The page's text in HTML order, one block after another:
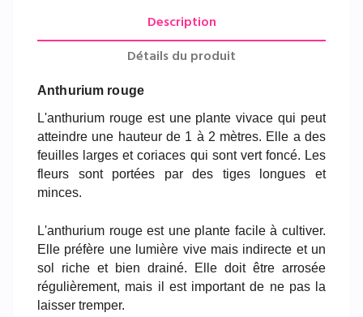
Description
Détails du produit
Anthurium rouge
L'anthurium rouge est une plante vivace qui peut
atteindre une hauteur de 1 à 2 mètres. Elle a des
feuilles larges et coriaces qui sont vert foncé. Les
fleurs sont portées par des tiges longues et
minces.
L'anthurium rouge est une plante facile à cultiver.
Elle préfère une lumière vive mais indirecte et un
sol riche et bien drainé. Elle doit être arrosée
régulièrement, mais il est important de ne pas la
laisser tremper.